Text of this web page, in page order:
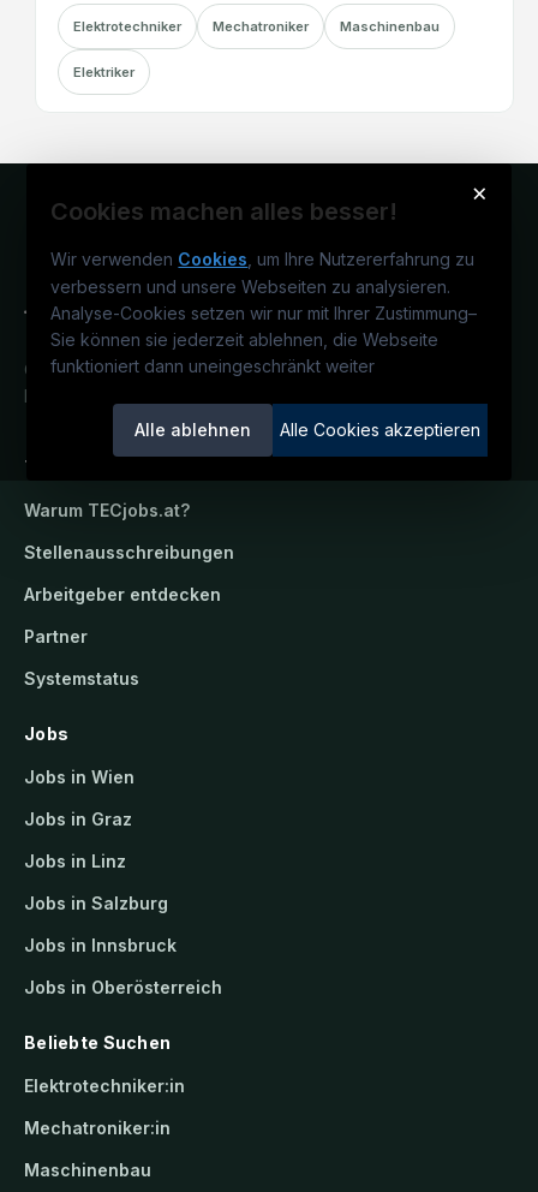
Elektrotechniker Mechatroniker Maschinenbau
Elektriker
×
Cookies machen alles besser!
Wir verwenden Cookies , um Ihre Nutzererfahrung zu
verbessern und unsere Webseiten zu analysieren.
Analyse-Cookies setzen wir nur mit Ihrer Zustimmung–
Sie können sie jederzeit ablehnen, die Webseite
funktioniert dann uneingeschränkt weiter
Alle ablehnen Alle Cookies akzeptieren
Österreichs technisches Karriereportal.
Ein Service der candidatis GmbH.
TECjobs.at
Warum TECjobs.at?
Stellenausschreibungen
Arbeitgeber entdecken
Partner
Systemstatus
Jobs
Jobs in Wien
Jobs in Graz
Jobs in Linz
Jobs in Salzburg
Jobs in Innsbruck
Jobs in Oberösterreich
Beliebte Suchen
Elektrotechniker:in
Mechatroniker:in
Maschinenbau